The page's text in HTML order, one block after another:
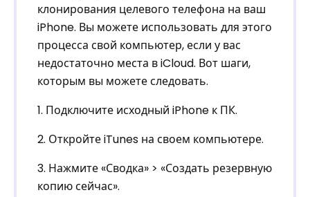
клонирования целевого телефона на ваш
iPhone. Вы можете использовать для этого
процесса свой компьютер, если у вас
недостаточно места в iCloud. Вот шаги,
которым вы можете следовать.
1. Подключите исходный iPhone к ПК.
2. Откройте iTunes на своем компьютере.
3. Нажмите «Сводка» > «Создать резервную
копию сейчас».